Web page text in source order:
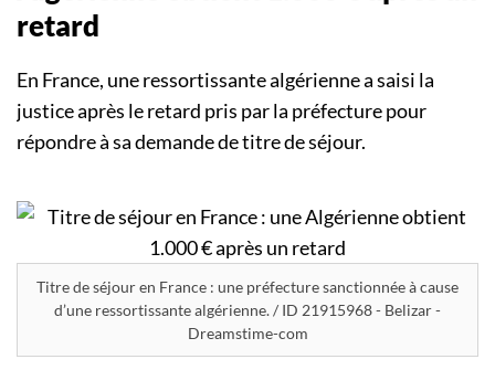
retard
En France, une ressortissante algérienne a saisi la
justice après le retard pris par la préfecture pour
répondre à sa demande de titre de séjour.
Titre de séjour en France : une préfecture sanctionnée à cause
d’une ressortissante algérienne. / ID 21915968 - Belizar -
Dreamstime-com